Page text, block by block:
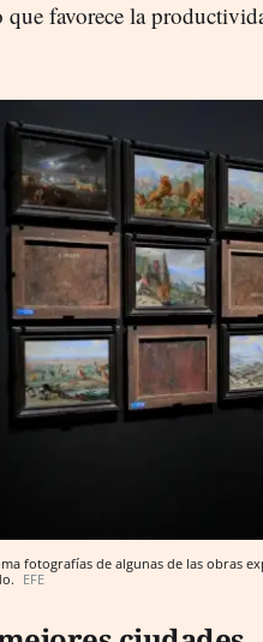
que favorece la
fotografías de algunas de las obras
EFE